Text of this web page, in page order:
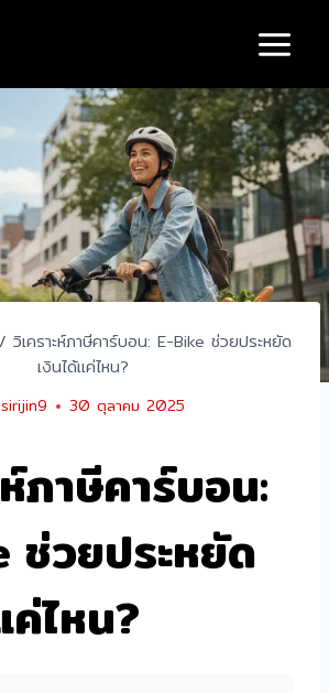
/ วิเคราะห์ภาษีคาร์บอน: E-Bike ช่วยประหยัด
เงินได้แค่ไหน?
sirijin9 30 ตุลาคม 2025
ภาษีคาร์บอน:
ช่วยประหยัด
ค่ไหน?